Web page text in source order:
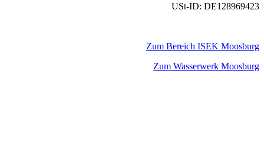
USt-ID: DE128969423
Zum Bereich ISEK Moosburg
Zum Wasserwerk Moosburg